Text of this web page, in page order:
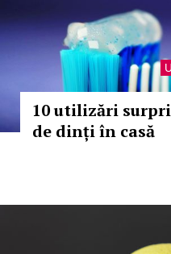
10 utilizări
de dinți în casă